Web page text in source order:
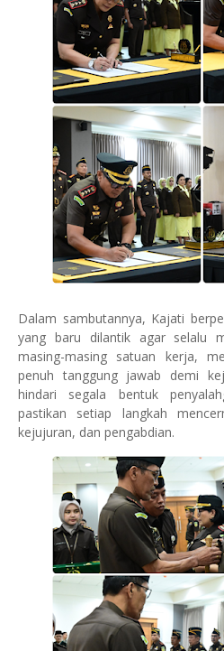
Dalam sambutannya, Kajati
yang baru dilantik agar selalu
masing-masing satuan kerja,
penuh tanggung jawab demi
hindari segala bentuk
pastikan setiap langkah
kejujuran, dan pengabdian.